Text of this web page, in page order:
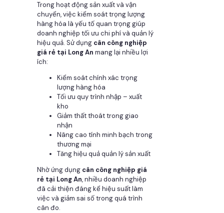
Trong hoạt động sản xuất và vận
chuyển, việc kiểm soát trọng lượng
hàng hóa là yếu tố quan trọng giúp
doanh nghiệp tối ưu chi phí và quản lý
hiệu quả. Sử dụng cân công nghiệp
giá rẻ tại Long An mang lại nhiều lợi
ích:
Kiểm soát chính xác trọng
lượng hàng hóa
Tối ưu quy trình nhập – xuất
kho
Giảm thất thoát trong giao
nhận
Nâng cao tính minh bạch trong
thương mại
Tăng hiệu quả quản lý sản xuất
Nhờ ứng dụng cân công nghiệp giá
rẻ tại Long An, nhiều doanh nghiệp
đã cải thiện đáng kể hiệu suất làm
việc và giảm sai số trong quá trình
cân đo.